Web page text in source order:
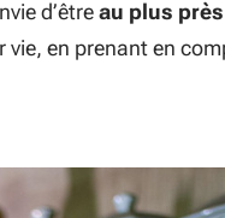
d’êtreau plus
en prenant en